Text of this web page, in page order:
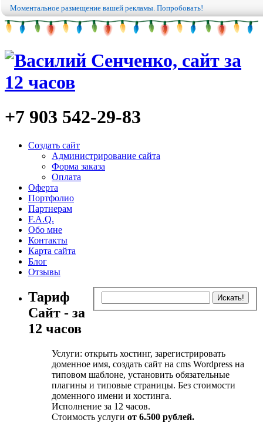
Моментальное размещение вашей рекламы. Попробовать!
+7 903 542-29-83
Создать сайт
Администрирование сайта
Форма заказа
Оплата
Оферта
Портфолио
Партнерам
F.A.Q.
Обо мне
Контакты
Карта сайта
Блог
Отзывы
Тариф
Сайт - за
12 часов
Услуги: открыть хостинг, зарегистрировать
доменное имя, создать сайт на cms Wordpress на
типовом шаблоне, установить обязательные
плагины и типовые страницы. Без стоимости
доменного имени и хостинга.
Исполнение за 12 часов.
Стоимость услуги от 6.500 рублей.